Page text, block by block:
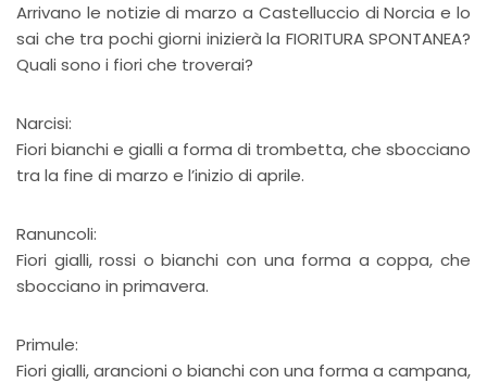
Arrivano le notizie di marzo a Castelluccio di Norcia e lo
sai che tra pochi giorni inizierà la FIORITURA SPONTANEA?
Quali sono i fiori che troverai?
Narcisi:
Fiori bianchi e gialli a forma di trombetta, che sbocciano
tra la fine di marzo e l’inizio di aprile.
Ranuncoli:
Fiori gialli, rossi o bianchi con una forma a coppa, che
sbocciano in primavera.
Primule:
Fiori gialli, arancioni o bianchi con una forma a campana,